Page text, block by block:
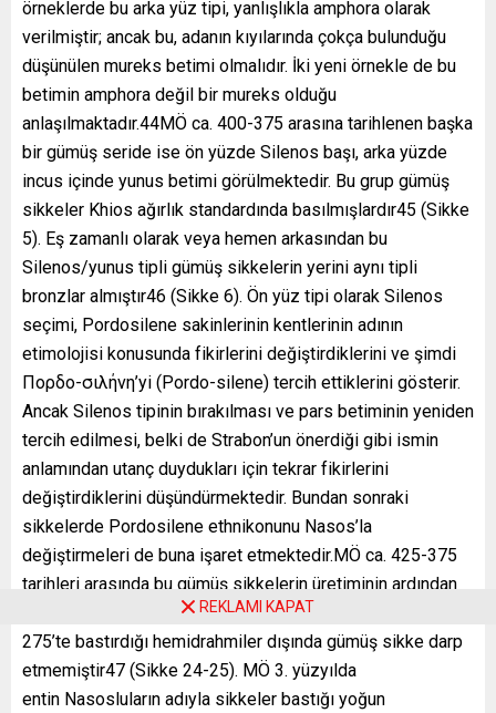
örneklerde bu arka yüz tipi, yanlışlıkla amphora olarak
verilmiştir; ancak bu, adanın kıyılarında çokça bulunduğu
düşünülen mureks betimi olmalıdır. İki yeni örnekle de bu
betimin amphora değil bir mureks olduğu
anlaşılmaktadır.44MÖ ca. 400-375 arasına tarihlenen başka
bir gümüş seride ise ön yüzde Silenos başı, arka yüzde
incus içinde yunus betimi görülmektedir. Bu grup gümüş
sikkeler Khios ağırlık standardında basılmışlardır45 (Sikke
5). Eş zamanlı olarak veya hemen arkasından bu
Silenos/yunus tipli gümüş sikkelerin yerini aynı tipli
bronzlar almıştır46 (Sikke 6). Ön yüz tipi olarak Silenos
seçimi, Pordosilene sakinlerinin kentlerinin adının
etimolojisi konusunda fikirlerini değiştirdiklerini ve şimdi
Πορδο-σιλήνη’yi (Pordo-silene) tercih ettiklerini gösterir.
Ancak Silenos tipinin bırakılması ve pars betiminin yeniden
tercih edilmesi, belki de Strabon’un önerdiği gibi ismin
anlamından utanç duydukları için tekrar fikirlerini
değiştirdiklerini düşündürmektedir. Bundan sonraki
sikkelerde Pordosilene ethnikonunu Nasos’la
değiştirmeleri de buna işaret etmektedir.MÖ ca. 425-375
tarihleri arasında bu gümüş sikkelerin üretiminin ardından
kent, Nasos adıyla Pers ağırlık standardında MÖ 300-
275’te bastırdığı hemidrahmiler dışında gümüş sikke darp
etmemiştir47 (Sikke 24-25). MÖ 3. yüzyılda
entin Nasosluların adıyla sikkeler bastığı yoğun
REKLAMI KAPAT